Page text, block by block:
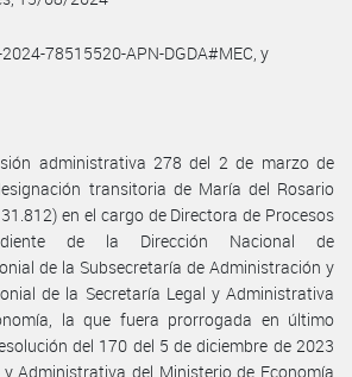
78515520-APN-DGDA#MEC, y
administrativa 278 del 2 de marzo de
transitoria de María del Rosario
en el cargo de Directora de Procesos
de la Dirección Nacional de
de la Subsecretaría de Administración y
de la Secretaría Legal y Administrativa
la que fuera prorrogada en último
del 170 del 5 de diciembre de 2023
Administrativa del Ministerio de Economía